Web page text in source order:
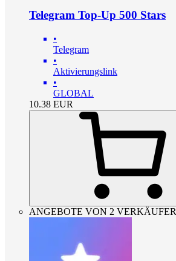
Telegram Top-Up 500 Stars
•
Telegram
•
Aktivierungslink
•
GLOBAL
10.38 EUR
ANGEBOTE VON 2 VERKÄUFER